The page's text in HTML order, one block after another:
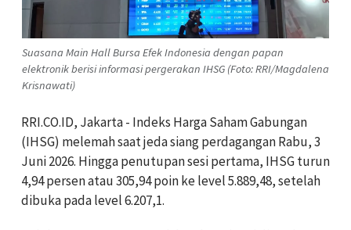
Suasana Main Hall Bursa Efek Indonesia dengan papan
elektronik berisi informasi pergerakan IHSG (Foto: RRI/Magdalena
Krisnawati)
RRI.CO.ID, Jakarta - Indeks Harga Saham Gabungan
(IHSG) melemah saat jeda siang perdagangan Rabu, 3
Juni 2026. Hingga penutupan sesi pertama, IHSG turun
4,94 persen atau 305,94 poin ke level 5.889,48, setelah
dibuka pada level 6.207,1.